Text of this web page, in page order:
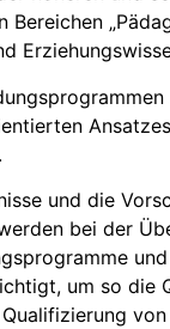
und die
bei der
um so die